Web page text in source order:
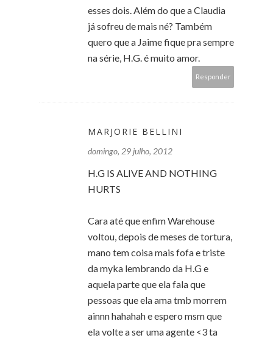
esses dois. Além do que a Claudia
já sofreu de mais né? Também
quero que a Jaime fique pra sempre
na série, H.G. é muito amor.
Responder
MARJORIE BELLINI
domingo, 29 julho, 2012
H.G IS ALIVE AND NOTHING
HURTS
Cara até que enfim Warehouse
voltou, depois de meses de tortura,
mano tem coisa mais fofa e triste
da myka lembrando da H.G e
aquela parte que ela fala que
pessoas que ela ama tmb morrem
ainnn hahahah e espero msm que
ela volte a ser uma agente <3 ta